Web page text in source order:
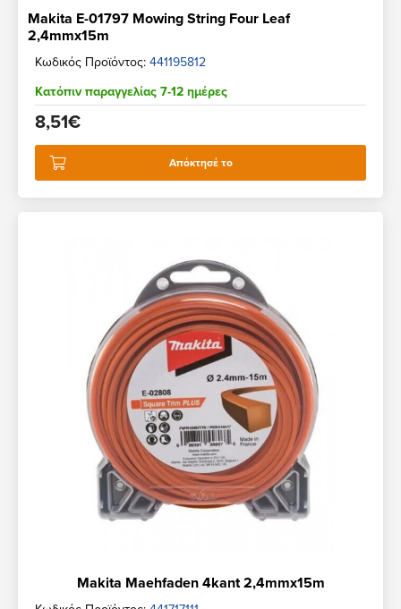
Makita E-01797 Mowing String Four Leaf
2,4mmx15m
Κωδικός Προϊόντος: 441195812
Κατόπιν παραγγελίας 7-12 ημέρες
8,51€
Απόκτησέ το
Makita Maehfaden 4kant 2,4mmx15m